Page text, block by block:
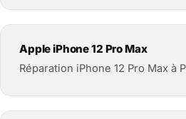
Apple iPhone 12 Pro Max
Réparation iPhone 12 Pro Max à